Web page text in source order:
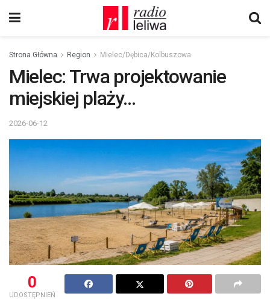
Strona Główna Region Mielec/Dębica/Kolbuszowa
Mielec: Trwa projektowanie
miejskiej plaży…
2026-06-12
0
UDOSTĘPNIEŃ